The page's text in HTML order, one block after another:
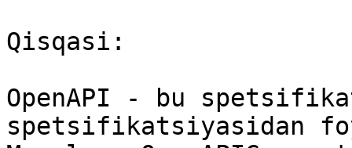
Qisqasi:
OpenAPI - bu
spetsifikatsiyasidan